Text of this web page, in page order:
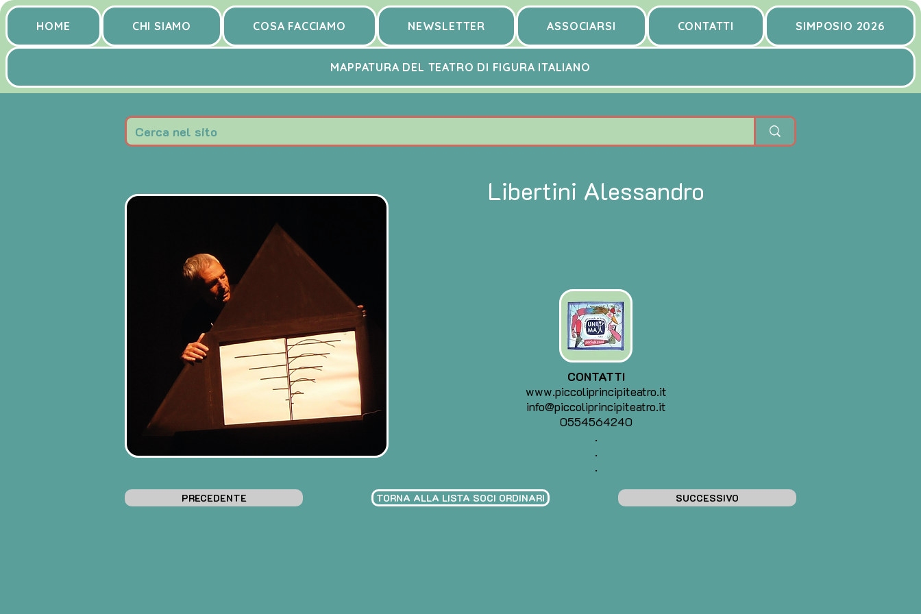
HOME CHI SIAMO COSA FACCIAMO NEWSLETTER ASSOCIARSI CONTATTI SIMPOSIO 2026
MAPPATURA DEL TEATRO DI FIGURA ITALIANO
Libertini Alessandro
CONTATTI
www.piccoliprincipiteatro.it
info@piccoliprincipiteatro.it
0554564240
.
.
.
PRECEDENTE TORNA ALLA LISTA SOCI ORDINARI SUCCESSIVO